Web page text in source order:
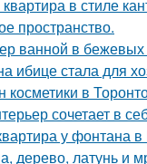
в стиле
пространство.
ванной в
ибице стала для
косметики в
сочетает в
у фонтана
дерево, латунь и